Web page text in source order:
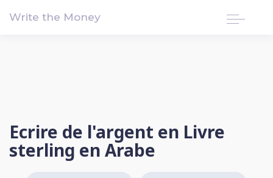
Write the Money
Ecrire de l'argent en Livre
sterling en Arabe